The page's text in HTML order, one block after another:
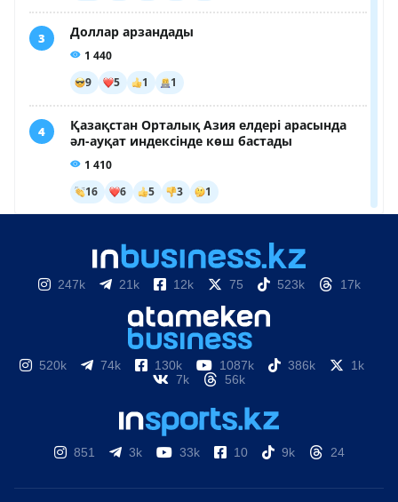
247k 21k 12k 75 523k 17k
520k 74k 130k 1087k 386k
1k
7k
56k
851 3k 33k 10 9k 24